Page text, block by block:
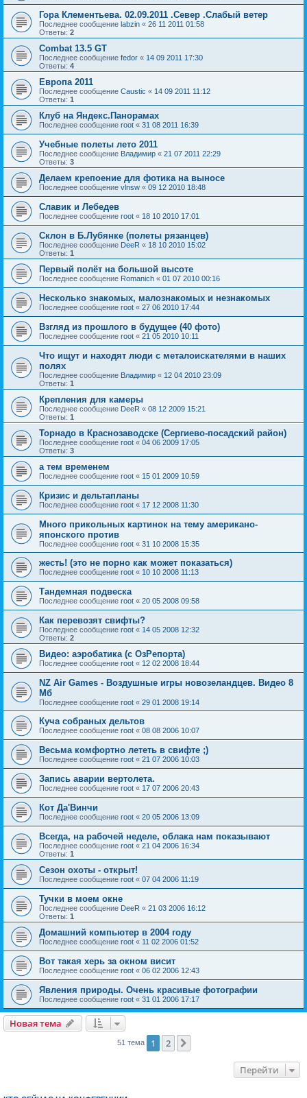
Гора Клементьева. 02.09.2011 .Север .Слабый ветер
Последнее сообщение labzin « 26 11 2011 01:58
Ответы: 2
Combat 13.5 GT
Последнее сообщение fedor « 14 09 2011 17:30
Ответы: 4
Европа 2011
Последнее сообщение Caustic « 14 09 2011 11:12
Ответы: 1
Клуб на Яндекс.Панорамах
Последнее сообщение root « 31 08 2011 16:39
Учебные полеты лето 2011
Последнее сообщение Владимир « 21 07 2011 22:29
Ответы: 3
Делаем крепоение для фотика на выносе
Последнее сообщение vlnsw « 09 12 2010 18:48
Славик и Лебедев
Последнее сообщение root « 18 10 2010 17:01
Склон в Б.Лубянке (полеты рязанцев)
Последнее сообщение DeeR « 18 10 2010 15:02
Ответы: 1
Первый полёт на большой высоте
Последнее сообщение Romanich « 01 07 2010 00:16
Несколько знакомых, малознакомых и незнакомых
Последнее сообщение root « 27 06 2010 17:44
Взгляд из прошлого в будущее (40 фото)
Последнее сообщение root « 21 05 2010 10:11
Что ищут и находят люди с металоискателями в наших
полях
Последнее сообщение Владимир « 12 04 2010 23:09
Ответы: 1
Крепления для камеры
Последнее сообщение DeeR « 08 12 2009 15:21
Ответы: 1
Торнадо в Краснозаводске (Сергиево-посадский район)
Последнее сообщение root « 04 06 2009 17:05
Ответы: 3
а тем временем
Последнее сообщение root « 15 01 2009 10:59
Кризис и дельтапланы
Последнее сообщение root « 17 12 2008 11:30
Много прикольных картинок на тему американо-
японского против
Последнее сообщение root « 31 10 2008 15:35
жесть! (это не порно как может показаться)
Последнее сообщение root « 10 10 2008 11:13
Тандемная подвеска
Последнее сообщение root « 20 05 2008 09:58
Как перевозят свифты?
Последнее сообщение root « 14 05 2008 12:32
Ответы: 2
Видео: аэробатика (с ОзРепорта)
Последнее сообщение root « 12 02 2008 18:44
NZ Air Games - Воздушные игры новозеландцев. Видео 8
Мб
Последнее сообщение root « 29 01 2008 19:14
Куча собраных дельтов
Последнее сообщение root « 08 08 2006 10:07
Весьма комфортно лететь в свифте ;)
Последнее сообщение root « 21 07 2006 10:03
Запись аварии вертолета.
Последнее сообщение root « 17 07 2006 20:43
Кот Да'Винчи
Последнее сообщение root « 20 05 2006 13:09
Всегда, на рабочей неделе, облака нам показывают
Последнее сообщение root « 21 04 2006 16:34
Ответы: 1
Сезон охоты - открыт!
Последнее сообщение root « 07 04 2006 11:19
Тучки в моем окне
Последнее сообщение DeeR « 21 03 2006 16:12
Ответы: 1
Домашний компьютер в 2004 году
Последнее сообщение root « 11 02 2006 01:52
Вот такая херь за окном висит
Последнее сообщение root « 06 02 2006 12:43
Явления природы. Очень красивые фотографии
Последнее сообщение root « 31 01 2006 17:17
Новая тема
51 тема 1 2
Перейти